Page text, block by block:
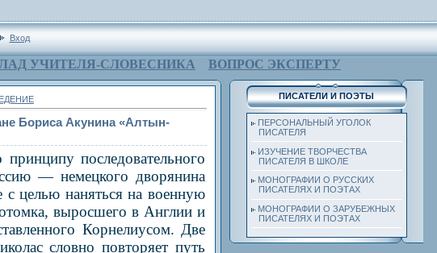
Вход
УЧИТЕЛЯ-СЛОВЕСНИКА ВОПРОС ЭКСПЕРТУ
Бориса Акунина «Алтын-
последовательного
— немецкого дворянина
целью наняться на военную
выросшего в Англии и
Корнелиусом. Две
словно повторяет путь
ПИСАТЕЛИ И ПОЭТЫ
ПЕРСОНАЛЬНЫЙ УГОЛОК
ПИСАТЕЛЯ
ИЗУЧЕНИЕ ТВОРЧЕСТВА
ПИСАТЕЛЯ В ШКОЛЕ
МОНОГРАФИИ О РУССКИХ
ПИСАТЕЛЯХ И ПОЭТАХ
МОНОГРАФИИ О ЗАРУБЕЖНЫХ
ПИСАТЕЛЯХ И ПОЭТАХ